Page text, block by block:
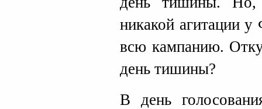
никакой агитации
всю кампанию.
день тишины?
В день